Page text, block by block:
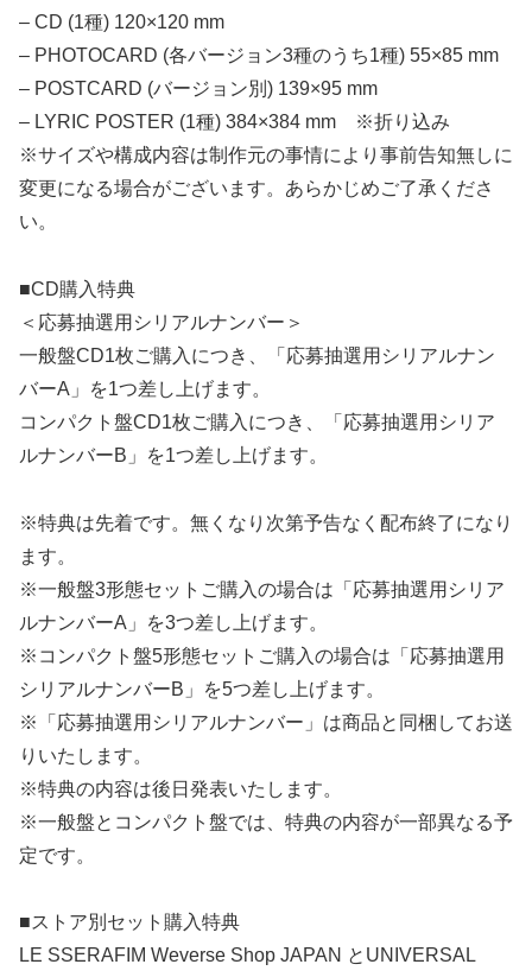
– CD (1種) 120×120 mm
– PHOTOCARD (各バージョン3種のうち1種) 55×85 mm
– POSTCARD (バージョン別) 139×95 mm
– LYRIC POSTER (1種) 384×384 mm ※折り込み
※サイズや構成内容は制作元の事情により事前告知無しに
変更になる場合がございます。あらかじめご了承くださ
い。
■CD購入特典
＜応募抽選用シリアルナンバー＞
一般盤CD1枚ご購入につき、「応募抽選用シリアルナン
バーA」を1つ差し上げます。
コンパクト盤CD1枚ご購入につき、「応募抽選用シリア
ルナンバーB」を1つ差し上げます。
※特典は先着です。無くなり次第予告なく配布終了になり
ます。
※一般盤3形態セットご購入の場合は「応募抽選用シリア
ルナンバーA」を3つ差し上げます。
※コンパクト盤5形態セットご購入の場合は「応募抽選用
シリアルナンバーB」を5つ差し上げます。
※「応募抽選用シリアルナンバー」は商品と同梱してお送
りいたします。
※特典の内容は後日発表いたします。
※一般盤とコンパクト盤では、特典の内容が一部異なる予
定です。
■ストア別セット購入特典
LE SSERAFIM Weverse Shop JAPAN とUNIVERSAL